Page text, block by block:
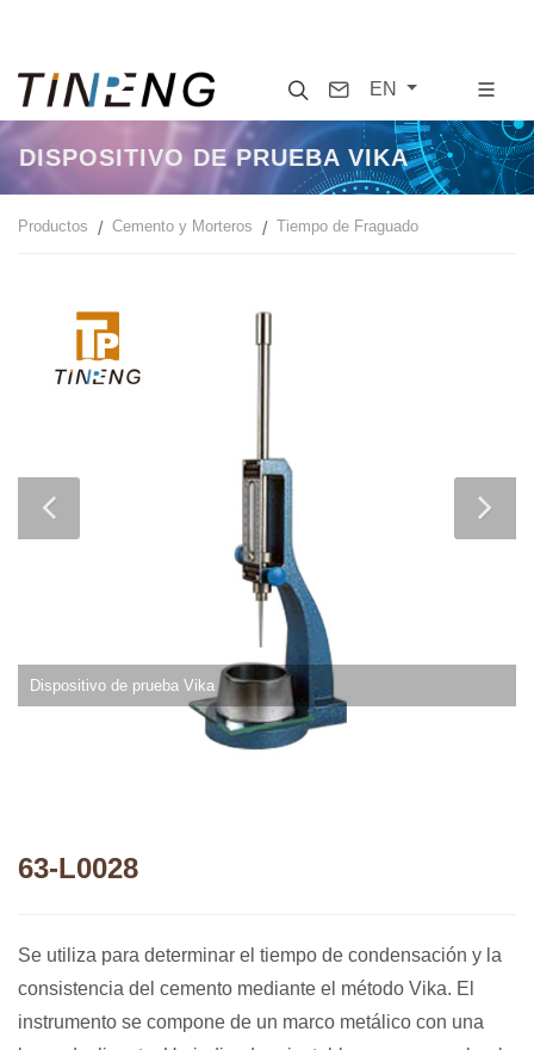
SearchContact
EN
DISPOSITIVO DE PRUEBA VIKA
Productos Cemento y Morteros Tiempo de Fraguado
Dispositivo de prueba Vika
63-L0028
Se utiliza para determinar el tiempo de condensación y la
consistencia del cemento mediante el método Vika. El
instrumento se compone de un marco metálico con una